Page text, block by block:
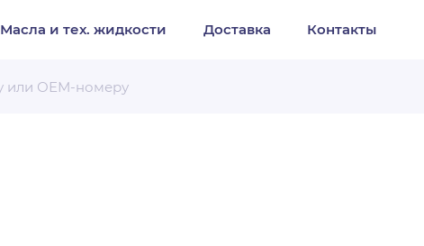
Масла и тех. жидкости Доставка Контакты